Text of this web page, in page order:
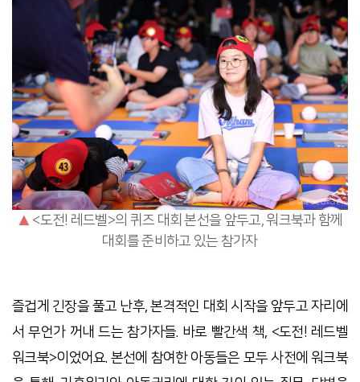
▲ <도전! 레드벨>의 퀴즈 대회 본선을 앞두고, 워크북과 함께
대회를 준비하고 있는 참가자
즐겁게 긴장을 풀고 난후, 본격적인 대회 시작을 앞두고 자리에
서 무언가 꺼내 드는 참가자들. 바로 빨간색 책, <도전! 레드벨
워크북>이었어요. 본선에 참여한 아동들은 모두 사전에 워크북